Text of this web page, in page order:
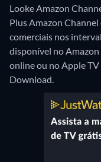
Looke Amazon
Plus Amazon
comerciais nos
disponível no
online ou no Apple
Download.